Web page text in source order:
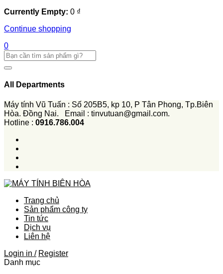
Currently Empty: 0 ₫
Continue shopping
0
All Departments
Máy tính Vũ Tuấn : Số 205B5, kp 10, P Tân Phong, Tp.Biên
Hòa. Đồng Nai. Email : tinvutuan@gmail.com.
Hotline : 0916.786.004
Trang chủ
Sản phẩm công ty
Tin tức
Dịch vụ
Liên hệ
Login in / Register
Danh mục